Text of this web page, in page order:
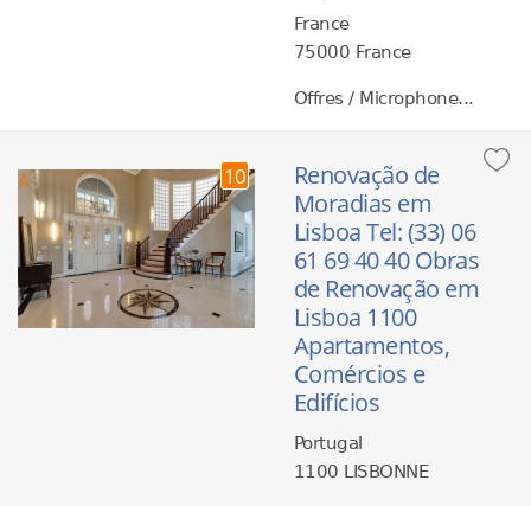
France
75000 France
Offres / Microphone...
10
Renovação de
Moradias em
Lisboa Tel: (33) 06
61 69 40 40 Obras
de Renovação em
Lisboa 1100
Apartamentos,
Comércios e
Edifícios
Portugal
1100 LISBONNE